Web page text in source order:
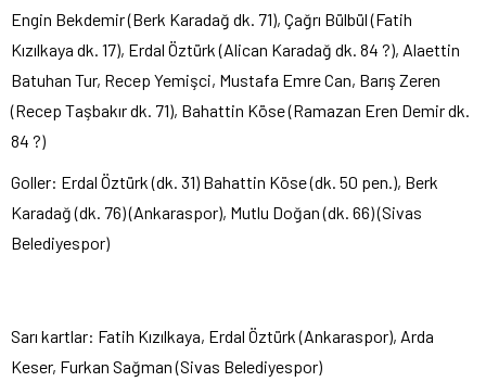
Engin Bekdemir (Berk Karadağ dk. 71), Çağrı Bülbül (Fatih
Kızılkaya dk. 17), Erdal Öztürk (Alican Karadağ dk. 84 ?), Alaettin
Batuhan Tur, Recep Yemişci, Mustafa Emre Can, Barış Zeren
(Recep Taşbakır dk. 71), Bahattin Köse (Ramazan Eren Demir dk.
84 ?)
Goller: Erdal Öztürk (dk. 31) Bahattin Köse (dk. 50 pen.), Berk
Karadağ (dk. 76) (Ankaraspor), Mutlu Doğan (dk. 66) (Sivas
Belediyespor)
Sarı kartlar: Fatih Kızılkaya, Erdal Öztürk (Ankaraspor), Arda
Keser, Furkan Sağman (Sivas Belediyespor)